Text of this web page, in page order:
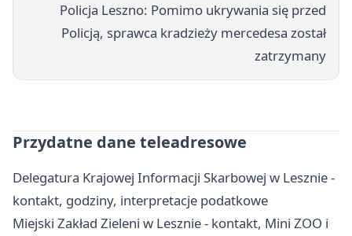
Policja Leszno: Pomimo ukrywania się przed
Policją, sprawca kradzieży mercedesa został
zatrzymany
Przydatne dane teleadresowe
Delegatura Krajowej Informacji Skarbowej w Lesznie -
kontakt, godziny, interpretacje podatkowe
Miejski Zakład Zieleni w Lesznie - kontakt, Mini ZOO i